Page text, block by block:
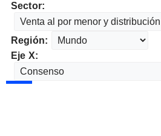
Sector:
Región:
Eje X: